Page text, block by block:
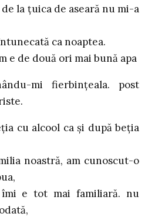
la ţuica de aseară nu mi-a
ca noaptea.
e de două ori mai bună apa
mi fierbinţeala. post
cu alcool ca şi după beţia
noastră, am cunoscut-o
e tot mai familiară. nu